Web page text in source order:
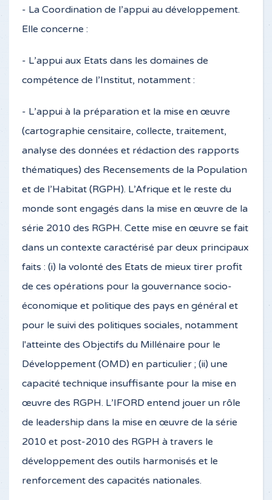
- La Coordination de l’appui au développement.
Elle concerne :
- L’appui aux Etats dans les domaines de
compétence de l’Institut, notamment :
- L’appui à la préparation et la mise en œuvre
(cartographie censitaire, collecte, traitement,
analyse des données et rédaction des rapports
thématiques) des Recensements de la Population
et de l’Habitat (RGPH). L’Afrique et le reste du
monde sont engagés dans la mise en œuvre de la
série 2010 des RGPH. Cette mise en œuvre se fait
dans un contexte caractérisé par deux principaux
faits : (i) la volonté des Etats de mieux tirer profit
de ces opérations pour la gouvernance socio-
économique et politique des pays en général et
pour le suivi des politiques sociales, notamment
l'atteinte des Objectifs du Millénaire pour le
Développement (OMD) en particulier ; (ii) une
capacité technique insuffisante pour la mise en
œuvre des RGPH. L’IFORD entend jouer un rôle
de leadership dans la mise en œuvre de la série
2010 et post-2010 des RGPH à travers le
développement des outils harmonisés et le
renforcement des capacités nationales.